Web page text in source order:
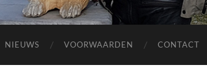
NIEUWS VOORWAARDEN CONTACT